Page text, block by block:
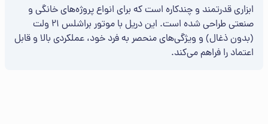
ابزاری قدرتمند و چندکاره است که برای انواع پروژه‌های خانگی و
صنعتی طراحی شده است. این دریل با موتور براشلس 21 ولت
(بدون ذغال) و ویژگی‌های منحصر به فرد خود، عملکردی بالا و قابل
اعتماد را فراهم می‌کند.